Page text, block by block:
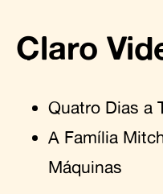
Claro
Quatro Dias a
A Família
Máquinas